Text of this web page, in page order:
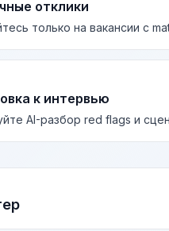
отклики
только на вакансии с
к интервью
AI-разбор red flags и